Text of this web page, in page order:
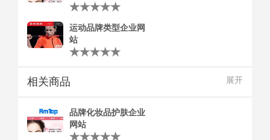
运动品牌类型企业网
站
相关商品 展开
品牌化妆品护肤企业
网站